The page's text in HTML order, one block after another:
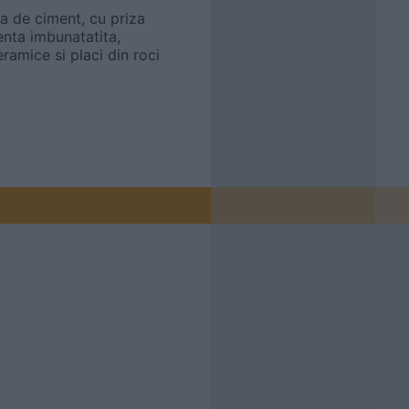
de ciment, cu priza
imbunatatita,
si placi din roci